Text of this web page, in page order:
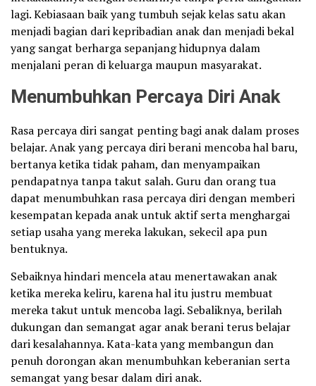
lagi. Kebiasaan baik yang tumbuh sejak kelas satu akan
menjadi bagian dari kepribadian anak dan menjadi bekal
yang sangat berharga sepanjang hidupnya dalam
menjalani peran di keluarga maupun masyarakat.
Menumbuhkan Percaya Diri Anak
Rasa percaya diri sangat penting bagi anak dalam proses
belajar. Anak yang percaya diri berani mencoba hal baru,
bertanya ketika tidak paham, dan menyampaikan
pendapatnya tanpa takut salah. Guru dan orang tua
dapat menumbuhkan rasa percaya diri dengan memberi
kesempatan kepada anak untuk aktif serta menghargai
setiap usaha yang mereka lakukan, sekecil apa pun
bentuknya.
Sebaiknya hindari mencela atau menertawakan anak
ketika mereka keliru, karena hal itu justru membuat
mereka takut untuk mencoba lagi. Sebaliknya, berilah
dukungan dan semangat agar anak berani terus belajar
dari kesalahannya. Kata-kata yang membangun dan
penuh dorongan akan menumbuhkan keberanian serta
semangat yang besar dalam diri anak.